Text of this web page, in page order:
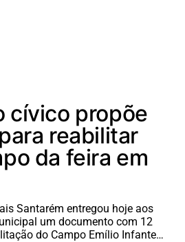
cívico propõe
reabilitar
da feira em
Santarém entregou hoje aos
um documento com 12
do Campo Emílio Infante…